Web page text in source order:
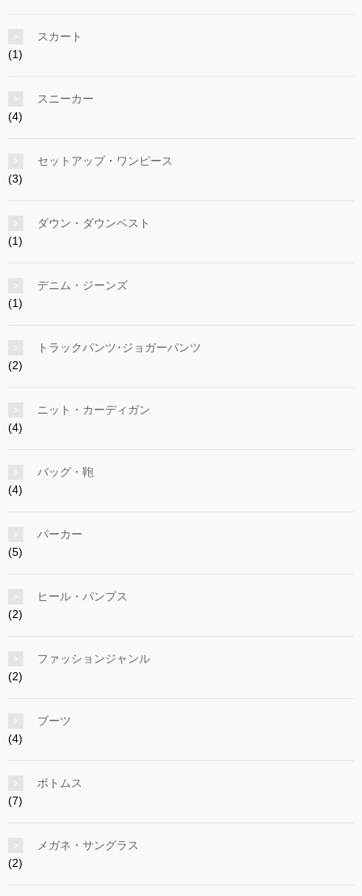
スカート
(1)
スニーカー
(4)
セットアップ・ワンピース
(3)
ダウン・ダウンベスト
(1)
デニム・ジーンズ
(1)
トラックパンツ･ジョガーパンツ
(2)
ニット・カーディガン
(4)
バッグ・鞄
(4)
パーカー
(5)
ヒール・パンプス
(2)
ファッションジャンル
(2)
ブーツ
(4)
ボトムス
(7)
メガネ・サングラス
(2)